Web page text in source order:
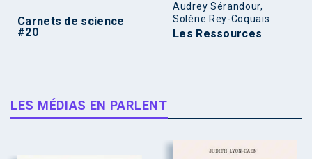
Carnets de science
#20
Audrey Sérandour,
Solène Rey-Coquais
Les Ressources
LES MÉDIAS EN PARLENT